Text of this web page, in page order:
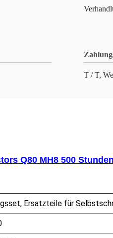
T / T,
Q80 MH8 500
Ersatzteile für